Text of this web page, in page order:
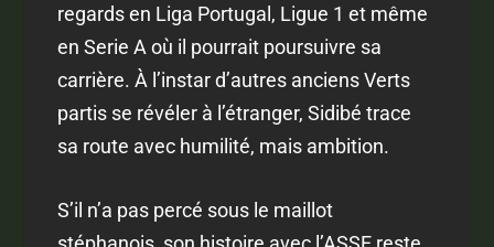
regards en Liga Portugal, Ligue 1 et même
en Serie A où il pourrait poursuivre sa
carrière. À l’instar d’autres anciens Verts
partis se révéler à l’étranger, Sidibé trace
sa route avec humilité, mais ambition.
S’il n’a pas percé sous le maillot